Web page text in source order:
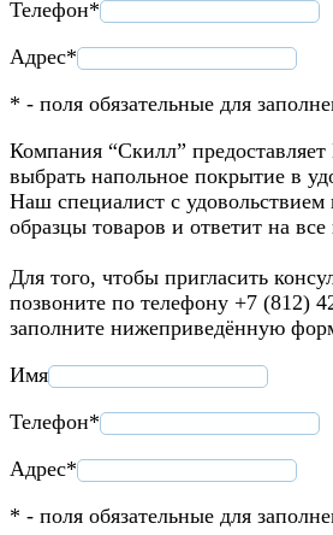
Телефон*
Адрес*
* - поля обязательные для
Компания “Скилл”
выбрать напольное покрытие в
Наш специалист с удовольствием
образцы товаров и ответит на
Для того, чтобы пригласить
позвоните по телефону +7 (812)
заполните нижеприведённую
Имя
Телефон*
Адрес*
* - поля обязательные для